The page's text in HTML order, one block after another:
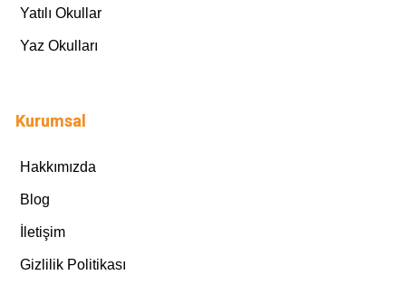
Yatılı Okullar
Yaz Okulları
Kurumsal
Hakkımızda
Blog
İletişim
Gizlilik Politikası